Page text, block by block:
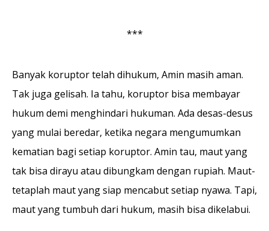
***
Banyak koruptor telah dihukum, Amin masih aman.
Tak juga gelisah. Ia tahu, koruptor bisa membayar
hukum demi menghindari hukuman. Ada desas-desus
yang mulai beredar, ketika negara mengumumkan
kematian bagi se­tiap koruptor. Amin tau, maut yang
tak bisa dirayu atau dibungkam dengan rupiah. Maut-
tetaplah maut yang siap mencabut setiap nyawa. Tapi,
maut yang tumbuh dari hukum, masih bisa dikelabui.